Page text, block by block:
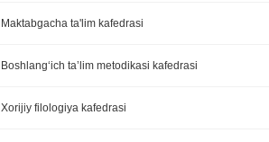
Maktabgacha ta'lim kafedrasi
Boshlang‘ich ta’lim metodikasi kafedrasi
Xorijiy filologiya kafedrasi